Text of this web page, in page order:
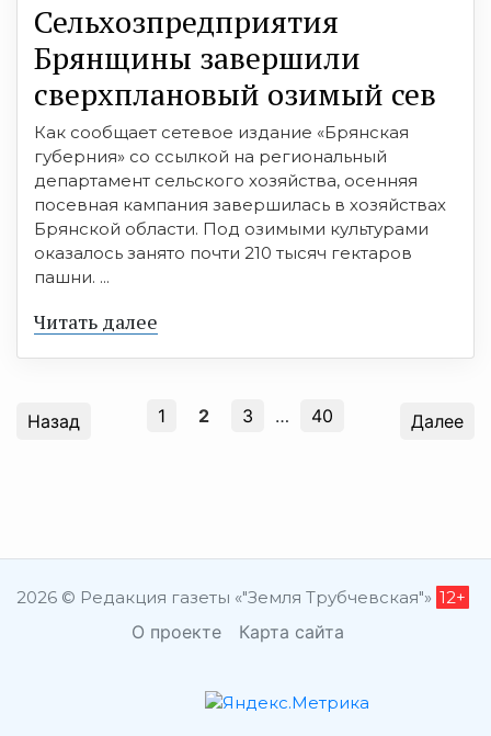
Сельхозпредприятия
Брянщины завершили
сверхплановый озимый сев
Как сообщает сетевое издание «Брянская
губерния» со ссылкой на региональный
департамент сельского хозяйства, осенняя
посевная кампания завершилась в хозяйствах
Брянской области. Под озимыми культурами
оказалось занято почти 210 тысяч гектаров
пашни. ...
Читать далее
Назад 1 2 3 … 40 Далее
2026 © Редакция газеты «"Земля Трубчевская"» 12+
О проекте Карта сайта